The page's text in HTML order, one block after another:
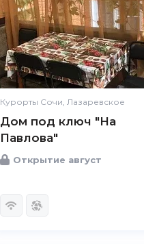
Курорты Сочи, Лазаревское
Дом под ключ "На
Павлова"
Открытие август